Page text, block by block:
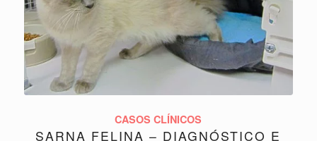
CASOS CLÍNICOS
SARNA FELINA – DIAGNÓSTICO E